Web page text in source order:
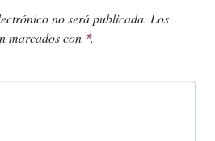
no será publicada. Los
marcados con *.